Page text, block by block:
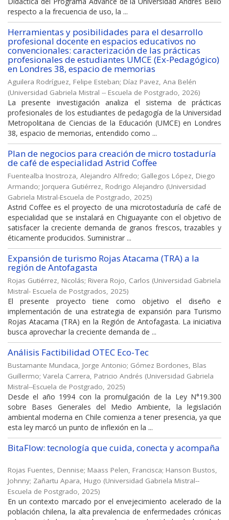
respecto a la frecuencia de uso, la ...
Herramientas y posibilidades para el desarrollo
profesional docente en espacios educativos no
convencionales: caracterización de las prácticas
profesionales de estudiantes UMCE (Ex-Pedagógico)
en Londres 38, espacio de memorias
Aguilera Rodríguez, Felipe Esteban; Díaz Pavez, Ana Belén
(Universidad Gabriela Mistral -- Escuela de Postgrado, 2026)
La presente investigación analiza el sistema de prácticas
profesionales de los estudiantes de pedagogía de la Universidad
Metropolitana de Ciencias de la Educación (UMCE) en Londres
38, espacio de memorias, entendido como ...
Plan de negocios para creación de micro tostaduría
de café de especialidad Astrid Coffee
Fuentealba Inostroza, Alejandro Alfredo; Gallegos López, Diego
Armando; Jorquera Gutiérrez, Rodrigo Alejandro (Universidad
Gabriela Mistral-Escuela de Postgrado, 2025)
Astrid Coffee es el proyecto de una microtostaduría de café de
especialidad que se instalará en Chiguayante con el objetivo de
satisfacer la creciente demanda de granos frescos, trazables y
éticamente producidos. Suministrar ...
Expansión de turismo Rojas Atacama (TRA) a la
región de Antofagasta
Rojas Gutiérrez, Nicolás; Rivera Rojo, Carlos (Universidad Gabriela
Mistral- Escuela de Postgrados, 2025)
El presente proyecto tiene como objetivo el diseño e
implementación de una estrategia de expansión para Turismo
Rojas Atacama (TRA) en la Región de Antofagasta. La iniciativa
busca aprovechar la creciente demanda de ...
Análisis Factibilidad OTEC Eco-Tec
Bustamante Mundaca, Jorge Antonio; Gómez Bordones, Blas
Guillermo; Varela Carrera, Patricio Andrés (Universidad Gabriela
Mistral--Escuela de Postgrado, 2025)
Desde el año 1994 con la promulgación de la Ley N°19.300
sobre Bases Generales del Medio Ambiente, la legislación
ambiental moderna en Chile comienza a tener presencia, ya que
esta ley marcó un punto de inflexión en la ...
BitaFlow: tecnología que cuida, conecta y acompaña
Rojas Fuentes, Dennise; Maass Pelen, Francisca; Hanson Bustos,
Johnny; Zañartu Apara, Hugo (Universidad Gabriela Mistral--
Escuela de Postgrado, 2025)
En un contexto marcado por el envejecimiento acelerado de la
población chilena, la alta prevalencia de enfermedades crónicas